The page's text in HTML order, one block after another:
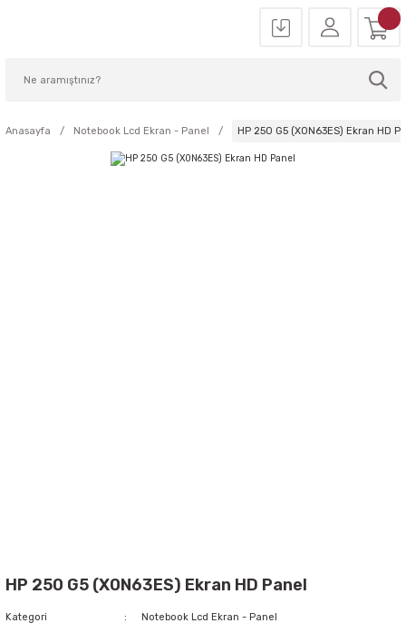
Anasayfa Notebook Lcd Ekran - Panel HP 250 G5 (X0N63ES) Ekran HD
HP 250 G5 (X0N63ES) Ekran HD Panel
Kategori
Notebook Lcd Ekran - Panel